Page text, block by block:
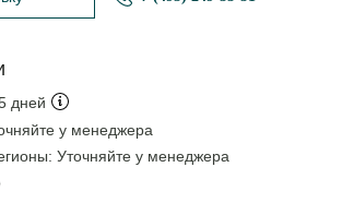
дней
у менеджера
Уточняйте у менеджера